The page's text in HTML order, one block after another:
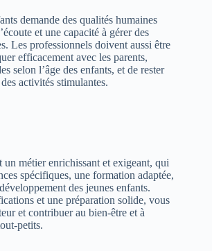
demande des qualités humaines
et une capacité à gérer des
Les professionnels doivent aussi être
efficacement avec les parents,
selon l’âge des enfants, et de rester
activités stimulantes.
un métier enrichissant et exigeant, qui
spécifiques, une formation adaptée,
des jeunes enfants.
et une préparation solide, vous
et contribuer au bien-être et à
petits.